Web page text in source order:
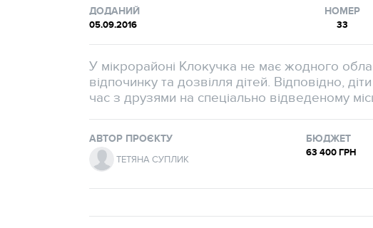
ДОДАНИЙ
05.09.2016
НОМЕР
33
У мікрорайоні Клокучка не має жодного
відпочинку та дозвілля дітей. Відповідно,
час з друзями на спеціально відведеному
АВТОР ПРОЄКТУ
ТЕТЯНА СУПЛИК
БЮДЖЕТ
63 400 ГРН